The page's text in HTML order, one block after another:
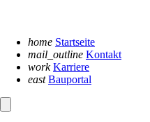
home Startseite
mail_outline Kontakt
work Karriere
east Bauportal